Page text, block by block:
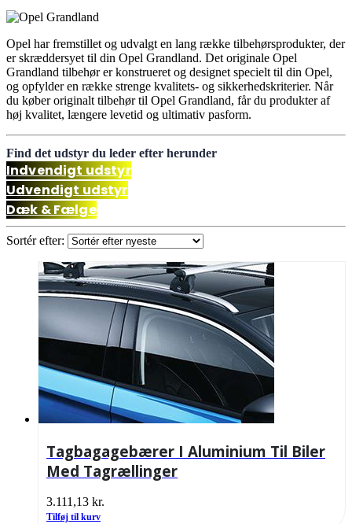
Opel har fremstillet og udvalgt en lang række tilbehørsprodukter, der
er skræddersyet til din Opel Grandland. Det originale Opel
Grandland tilbehør er konstrueret og designet specielt til din Opel,
og opfylder en række strenge kvalitets- og sikkerhedskriterier. Når
du køber originalt tilbehør til Opel Grandland, får du produkter af
høj kvalitet, længere levetid og ultimativ pasform.
Find det udstyr du leder efter herunder
Indvendigt udstyr
Udvendigt udstyr
Dæk & Fælge
Sortér efter:
Tagbagagebærer I Aluminium Til Biler
Med Tagrællinger
3.111,13 kr.
Tilføj til kurv